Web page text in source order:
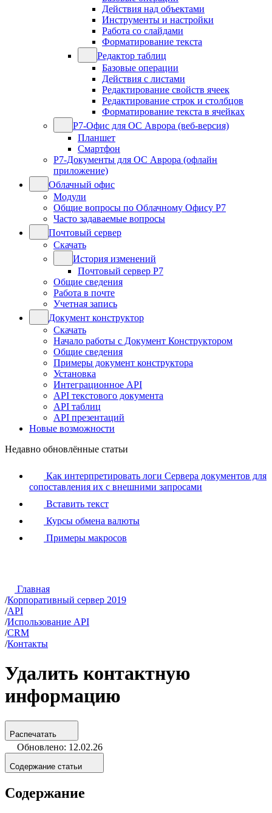
Действия над объектами
Инструменты и настройки
Работа со слайдами
Форматирование текста
Редактор таблиц
Базовые операции
Действия с листами
Редактирование свойств ячеек
Редактирование строк и столбцов
Форматирование текста в ячейках
Р7-Офис для ОС Аврора (веб-версия)
Планшет
Смартфон
Р7-Документы для ОС Аврора (офлайн
приложение)
Облачный офис
Модули
Общие вопросы по Облачному Офису Р7
Часто задаваемые вопросы
Почтовый сервер
Скачать
История изменений
Почтовый сервер Р7
Общие сведения
Работа в почте
Учетная запись
Документ конструктор
Скачать
Начало работы с Документ Конструктором
Общие сведения
Примеры документ конструктора
Установка
Интеграционное API
API текстового документа
API таблиц
API презентаций
Новые возможности
Недавно обновлённые статьи
Как интерпретировать логи Сервера документов для
сопоставления их с внешними запросами
Вставить текст
Курсы обмена валюты
Примеры макросов
Главная
/Корпоративный сервер 2019
/API
/Использование API
/CRM
/Контакты
Удалить контактную
информацию
Распечатать
Обновлено: 12.02.26
Содержание статьи
Содержание